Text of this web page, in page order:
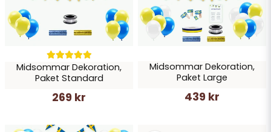
Skicka fråga
Midsommar Dekoration,
Paket Standard
269 kr
Midsommar Dekoration,
Paket Large
439 kr